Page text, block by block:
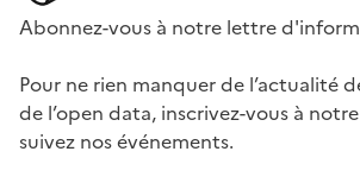
Abonnez-vous à notre lettre
Pour ne rien manquer de l’actualité
de l’open data, inscrivez-vous à
suivez nos événements.